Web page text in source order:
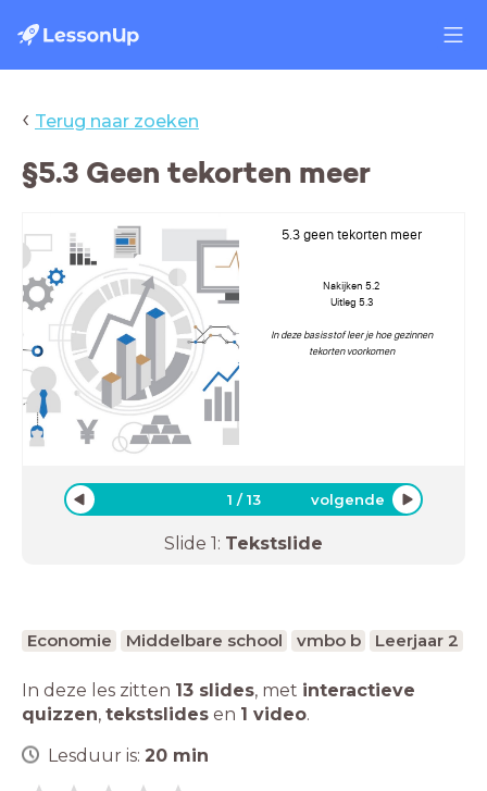
‹ Terug naar zoeken
§5.3 Geen tekorten meer
5.3 geen tekorten meer
Nakijken 5.2
Uitleg 5.3
In deze basisstof leer je hoe gezinnen
tekorten voorkomen
1 /13 volgende
Slide 1: Tekstslide
Economie Middelbare school vmbo b Leerjaar 2
In deze les zitten 13 slides, met interactieve
quizzen, tekstslides en 1 video.
Lesduur is: 20 min